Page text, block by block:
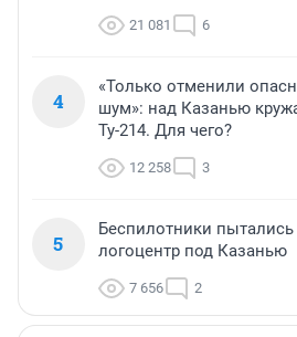
21 081 6
4
«Только отменили
шум»: над Казанью
Ту-214. Для чего?
12 258 3
5
Беспилотники пытались
логоцентр под Казанью
7 656 2